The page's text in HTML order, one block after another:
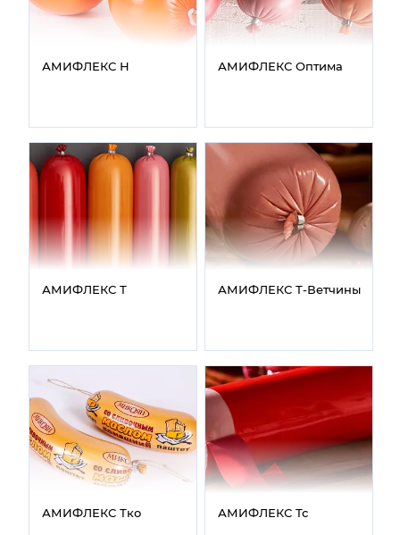
АМИФЛЕКС Н АМИФЛЕКС Оптима
АМИФЛЕКС Т АМИФЛЕКС Т‑Ветчины
АМИФЛЕКС Тко АМИФЛЕКС Тс